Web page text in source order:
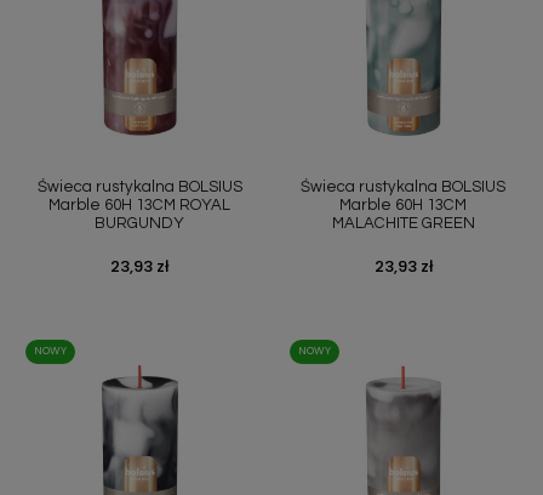
Świeca rustykalna BOLSIUS
Marble 60H 13CM ROYAL
BURGUNDY
Cena
23,93 zł
Świeca rustykalna BOLSIUS
Marble 60H 13CM
MALACHITE GREEN
Cena
23,93 zł
NOWY NOWY